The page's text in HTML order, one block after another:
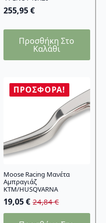
255,95€
Προσθήκη Στο
Καλάθι
ΠΡΟΣΦΟΡΆ!
Moose Racing Μανέτα
Αμπραγιάζ
KTM/HUSQVARNA
24,84€
Original
price
19,05€
Η
τρέχουσα